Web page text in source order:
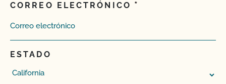
CORREO ELECTRÓNICO
ESTADO